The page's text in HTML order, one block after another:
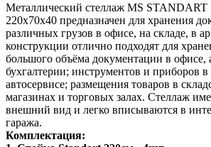
Металлический стеллаж MS STANDART
220х70х40 предназначен для хранения
различных грузов в офисе, на складе, в
конструкции отлично подходят для
большого объёма документации в офисе,
бухгалтерии; инструментов и приборов в
автосервисе; размещения товаров в
магазинах и торговых залах. Стеллаж
внешний вид и легко вписываются в
гаража.
Комплектация: